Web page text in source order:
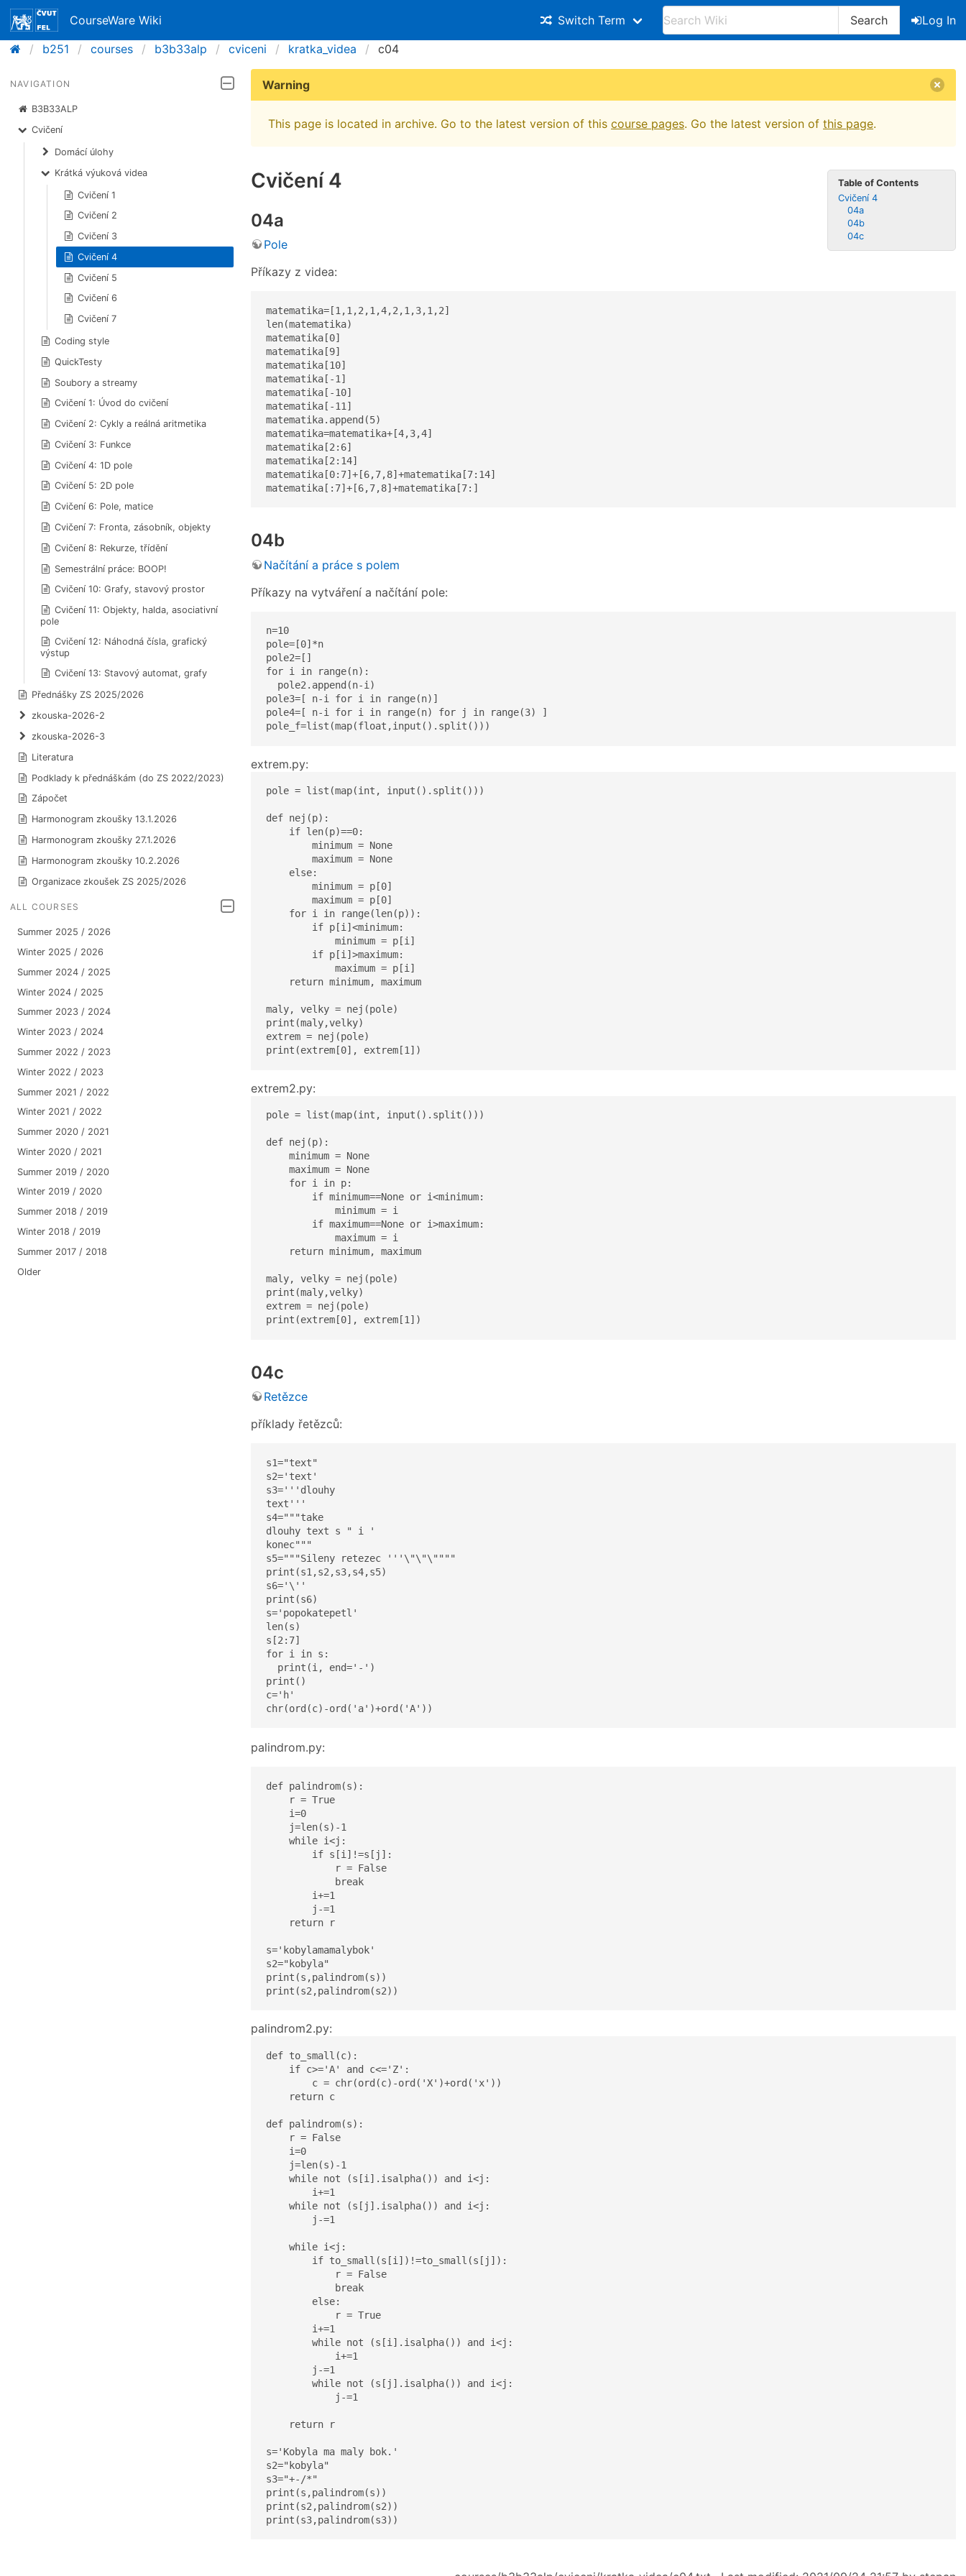
CourseWare Wiki Switch Term Search
Log In
b251
courses b3b33alp cviceni kratka_videa c04
NAVIGATION
B3B33ALP
Cvičení
Domácí úlohy
Krátká výuková videa
Cvičení 1
Cvičení 2
Cvičení 3
Cvičení 4
Cvičení 5
Cvičení 6
Cvičení 7
Coding style
QuickTesty
Soubory a streamy
Cvičení 1: Úvod do cvičení
Cvičení 2: Cykly a reálná aritmetika
Cvičení 3: Funkce
Cvičení 4: 1D pole
Cvičení 5: 2D pole
Cvičení 6: Pole, matice
Cvičení 7: Fronta, zásobník, objekty
Cvičení 8: Rekurze, třídění
Semestrální práce: BOOP!
Cvičení 10: Grafy, stavový prostor
Cvičení 11: Objekty, halda, asociativní
pole
Cvičení 12: Náhodná čísla, grafický
výstup
Cvičení 13: Stavový automat, grafy
Přednášky ZS 2025/2026
zkouska-2026-2
zkouska-2026-3
Literatura
Podklady k přednáškám (do ZS 2022/2023)
Zápočet
Harmonogram zkoušky 13.1.2026
Harmonogram zkoušky 27.1.2026
Harmonogram zkoušky 10.2.2026
Organizace zkoušek ZS 2025/2026
ALL COURSES
Summer 2025 / 2026
Winter 2025 / 2026
Summer 2024 / 2025
Winter 2024 / 2025
Summer 2023 / 2024
Winter 2023 / 2024
Summer 2022 / 2023
Winter 2022 / 2023
Summer 2021 / 2022
Winter 2021 / 2022
Summer 2020 / 2021
Winter 2020 / 2021
Summer 2019 / 2020
Winter 2019 / 2020
Summer 2018 / 2019
Winter 2018 / 2019
Summer 2017 / 2018
Older
Warning
This page is located in archive. Go to the latest version of this course pages. Go the latest version of this page.
Table of Contents
Cvičení 4
04a
04b
04c
Cvičení 4
04a
Pole
Příkazy z videa:
matematika=[1,1,2,1,4,2,1,3,1,2]
len(matematika)
matematika[0]
matematika[9]
matematika[10]
matematika[-1]
matematika[-10]
matematika[-11]
matematika.append(5)
matematika=matematika+[4,3,4]
matematika[2:6]
matematika[2:14]
matematika[0:7]+[6,7,8]+matematika[7:14]
matematika[:7]+[6,7,8]+matematika[7:]
04b
Načítání a práce s polem
Příkazy na vytváření a načítání pole:
n=10
pole=[0]*n
pole2=[]
for i in range(n):
  pole2.append(n-i)
pole3=[ n-i for i in range(n)]
pole4=[ n-i for i in range(n) for j in range(3) ]
pole_f=list(map(float,input().split()))
extrem.py:
pole = list(map(int, input().split()))
def nej(p):
    if len(p)==0:
        minimum = None
        maximum = None
    else:
        minimum = p[0]
        maximum = p[0]
    for i in range(len(p)):
        if p[i]<minimum:
            minimum = p[i]
        if p[i]>maximum:
            maximum = p[i]
    return minimum, maximum
maly, velky = nej(pole)
print(maly,velky)
extrem = nej(pole)
print(extrem[0], extrem[1])
extrem2.py:
pole = list(map(int, input().split()))
def nej(p):
    minimum = None
    maximum = None
    for i in p:
        if minimum==None or i<minimum:
            minimum = i
        if maximum==None or i>maximum:
            maximum = i
    return minimum, maximum
maly, velky = nej(pole)
print(maly,velky)
extrem = nej(pole)
print(extrem[0], extrem[1])
04c
Retězce
příklady řetězců:
s1="text"
s2='text'
s3='''dlouhy
text'''
s4="""take
dlouhy text s " i '
konec"""
s5="""Sileny retezec '''\"\"\""""
print(s1,s2,s3,s4,s5)
s6='\''
print(s6)
s='popokatepetl'
len(s)
s[2:7]
for i in s:
  print(i, end='-')
print()
c='h'
chr(ord(c)-ord('a')+ord('A'))
palindrom.py:
def palindrom(s):
    r = True
    i=0
    j=len(s)-1
    while i<j:
        if s[i]!=s[j]:
            r = False
            break
        i+=1
        j-=1
    return r
s='kobylamamalybok'
s2="kobyla"
print(s,palindrom(s))
print(s2,palindrom(s2))
palindrom2.py:
def to_small(c):
    if c>='A' and c<='Z':
        c = chr(ord(c)-ord('X')+ord('x'))
    return c
def palindrom(s):
    r = False
    i=0
    j=len(s)-1
    while not (s[i].isalpha()) and i<j:
        i+=1
    while not (s[j].isalpha()) and i<j:
        j-=1
    while i<j:
        if to_small(s[i])!=to_small(s[j]):
            r = False
            break
        else:
            r = True
        i+=1
        while not (s[i].isalpha()) and i<j:
            i+=1
        j-=1
        while not (s[j].isalpha()) and i<j:
            j-=1
    return r
s='Kobyla ma maly bok.'
s2="kobyla"
s3="+-/*"
print(s,palindrom(s))
print(s2,palindrom(s2))
print(s3,palindrom(s3))